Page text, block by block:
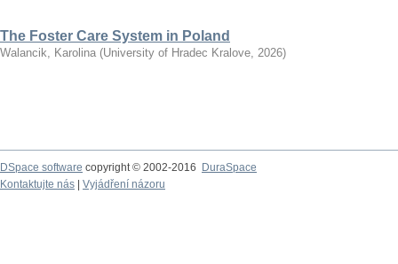
The Foster Care System in Poland
Walancik, Karolina (University of Hradec Kralove, 2026)
DSpace software copyright © 2002-2016
DuraSpace
Kontaktujte nás
Vyjádření názoru